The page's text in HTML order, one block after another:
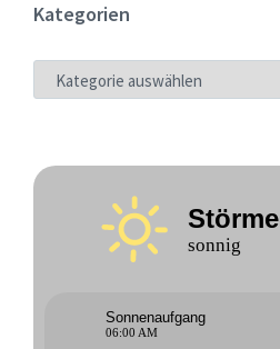
Kategorien
KATEGORIEN
sonnig
Sonnenaufgang
06:00 AM